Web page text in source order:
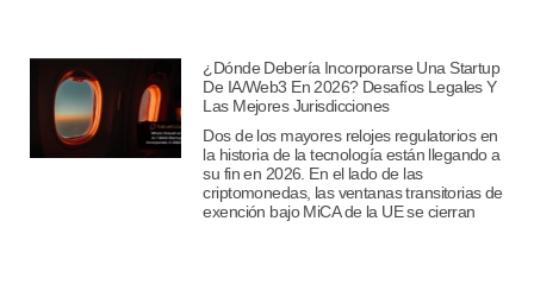
¿Dónde Debería Incorporarse Una Startup
De IA/Web3 En 2026? Desafíos Legales Y
Las Mejores Jurisdicciones
Dos de los mayores relojes regulatorios en
la historia de la tecnología están llegando a
su fin en 2026. En el lado de las
criptomonedas, las ventanas transitorias de
exención bajo MiCA de la UE se cierran